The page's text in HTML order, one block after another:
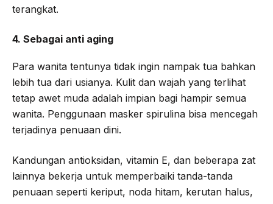
terangkat.
4. Sebagai anti aging
Para wanita tentunya tidak ingin nampak tua bahkan
lebih tua dari usianya. Kulit dan wajah yang terlihat
tetap awet muda adalah impian bagi hampir semua
wanita. Penggunaan masker spirulina bisa mencegah
terjadinya penuaan dini.
Kandungan antioksidan, vitamin E, dan beberapa zat
lainnya bekerja untuk memperbaiki tanda-tanda
penuaan seperti keriput, noda hitam, kerutan halus,